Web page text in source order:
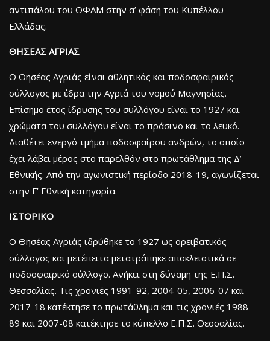
αντιπάλου του ΟΦΑΜ στην α’ φάση του Κυπέλλου
Ελλάδας.
ΘΗΣΕΑΣ ΑΓΡΙΑΣ
Ο Θησέας Αγριάς είναι αθλητικός και ποδοσφαιρικός
σύλλογος με έδρα την Αγριά του νομού Μαγνησίας.
Επίσημο έτος ίδρυσης του συλλόγου είναι το 1927 και
χρώματα του συλλόγου είναι το πράσινο και το λευκό.
Διαθέτει ενεργό τμήμα ποδοσφαίρου ανδρών, το οποίο
έχει λάβει μέρος στο παρελθόν στο πρωτάθλημα της Δ’
Εθνικής. Από την αγωνιστική περίοδο 2018-19, αγωνίζεται
στην Γ’ Εθνική κατηγορία.
ΙΣΤΟΡΙΚΟ
Ο Θησέας Αγριάς ιδρύθηκε το 1927 ως ορειβατικός
σύλλογος και μετέπειτα μετατράπηκε αποκλειστικά σε
ποδοσφαιρικό σύλλογο. Ανήκει στη δύναμη της Ε.Π.Σ.
Θεσσαλίας. Τις χρονιές 1991-92, 2004-05, 2006-07 και
2017-18 κατέκτησε το πρωτάθλημα και τις χρονιές 1988-
89 και 2007-08 κατέκτησε το κύπελλο Ε.Π.Σ. Θεσσαλίας.